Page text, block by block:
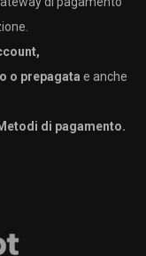
o prepagata e anche
di pagamento.